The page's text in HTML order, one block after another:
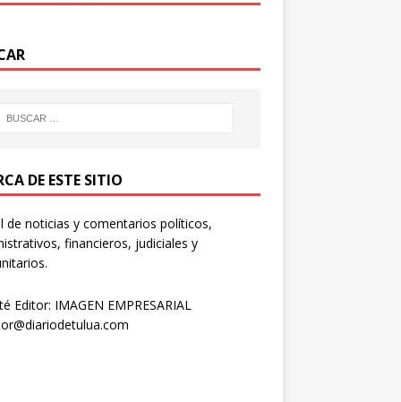
DE ESTE SITIO
de noticias y comentarios políticos,
financieros, judiciales y
Editor: IMAGEN EMPRESARIAL